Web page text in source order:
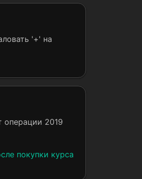
'+' на
операции 2019
покупки курса